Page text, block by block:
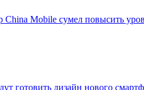
China Mobile сумел повысить
готовить дизайн нового